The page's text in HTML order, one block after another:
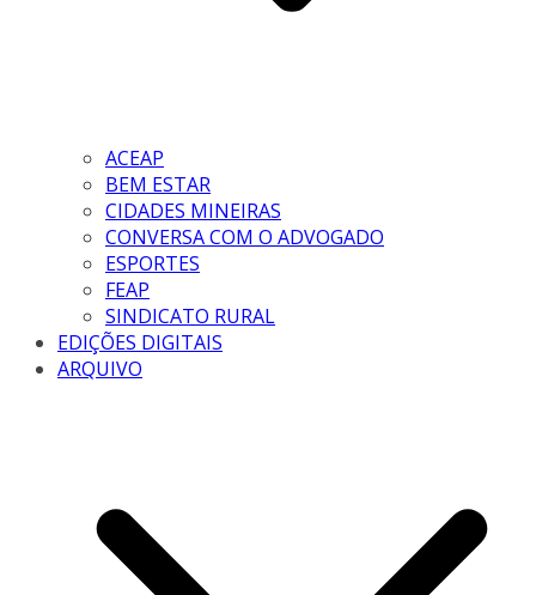
ACEAP
BEM ESTAR
CIDADES MINEIRAS
CONVERSA COM O ADVOGADO
ESPORTES
FEAP
SINDICATO RURAL
EDIÇÕES DIGITAIS
ARQUIVO